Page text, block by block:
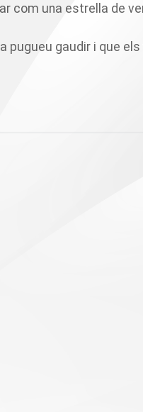
com una estrella de
pugueu gaudir i que